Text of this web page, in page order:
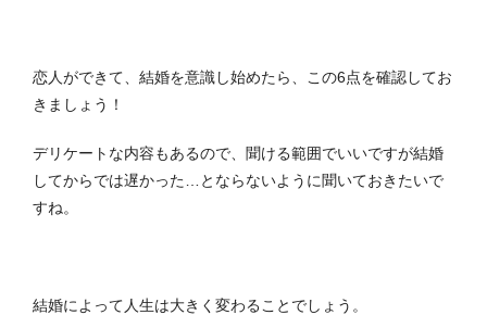
恋人ができて、結婚を意識し始めたら、この6点を確認してお
きましょう！
デリケートな内容もあるので、聞ける範囲でいいですが結婚
してからでは遅かった…とならないように聞いておきたいで
すね。
結婚によって人生は大きく変わることでしょう。